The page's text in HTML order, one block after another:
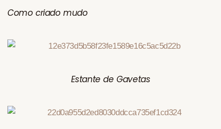
Como criado mudo
Estante de Gavetas